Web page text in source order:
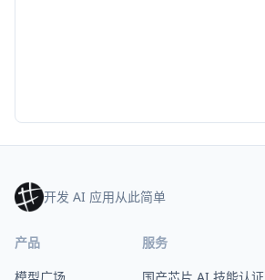
开发 AI 应用从此简单
产品
服务